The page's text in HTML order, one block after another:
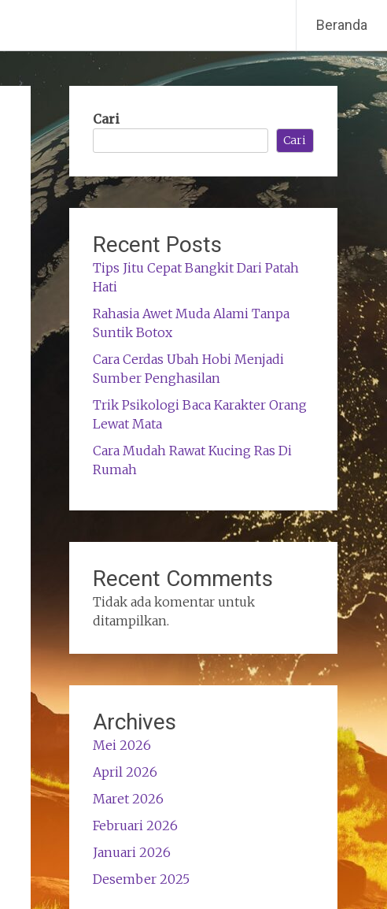
Beranda
Cari
Cari
Recent Posts
Tips Jitu Cepat Bangkit Dari Patah
Hati
Rahasia Awet Muda Alami Tanpa
Suntik Botox
Cara Cerdas Ubah Hobi Menjadi
Sumber Penghasilan
Trik Psikologi Baca Karakter Orang
Lewat Mata
Cara Mudah Rawat Kucing Ras Di
Rumah
Recent Comments
Tidak ada komentar untuk
ditampilkan.
Archives
Mei 2026
April 2026
Maret 2026
Februari 2026
Januari 2026
Desember 2025